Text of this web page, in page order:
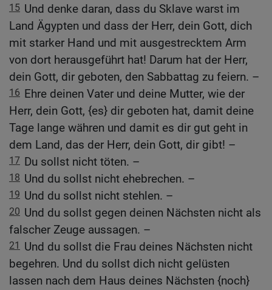
15 Und denke daran, dass du Sklave warst im
Land Ägypten und dass der Herr, dein Gott, dich
mit starker Hand und mit ausgestrecktem Arm
von dort herausgeführt hat! Darum hat der Herr,
dein Gott, dir geboten, den Sabbattag zu feiern. –
16 Ehre deinen Vater und deine Mutter, wie der
Herr, dein Gott, {es} dir geboten hat, damit deine
Tage lange währen und damit es dir gut geht in
dem Land, das der Herr, dein Gott, dir gibt! –
17 Du sollst nicht töten. –
18 Und du sollst nicht ehebrechen. –
19 Und du sollst nicht stehlen. –
20 Und du sollst gegen deinen Nächsten nicht als
falscher Zeuge aussagen. –
21 Und du sollst die Frau deines Nächsten nicht
begehren. Und du sollst dich nicht gelüsten
lassen nach dem Haus deines Nächsten {noch}